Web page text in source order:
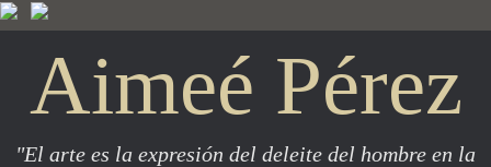
S
Aimeé Pérez
"El arte es la expresión del deleite del hombre en la